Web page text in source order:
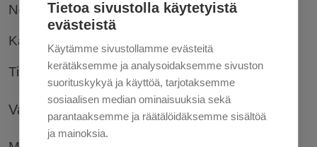
Nopeustesti
Kaapelinäyttö – Kaapeleiden sijaintitiedot
Tilauksen peruuttaminen
Valokuitu
Pohjolankatu 20
Avoinna arkisin 10-12 ja 14-16
Näytä kartalla
IISALMEN MYYMÄLÄ
Pohjolankatu 5
Tietoa sivustolla käytetyistä
evästeistä
Käytämme sivustollamme evästeitä
kerätäksemme ja analysoidaksemme sivuston
suorituskykyä ja käyttöä, tarjotaksemme
sosiaalisen median ominaisuuksia sekä
parantaaksemme ja räätälöidäksemme sisältöä
ja mainoksia.